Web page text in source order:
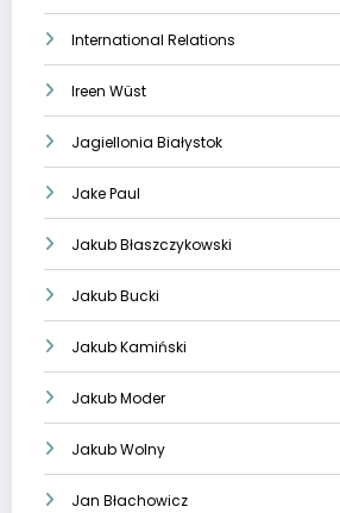
International Relations
Ireen Wüst
Jagiellonia Białystok
Jake Paul
Jakub Błaszczykowski
Jakub Bucki
Jakub Kamiński
Jakub Moder
Jakub Wolny
Jan Błachowicz